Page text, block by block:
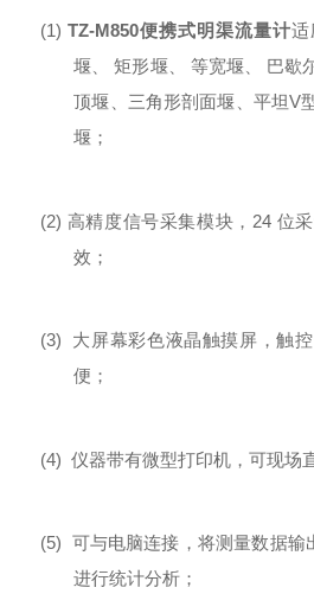
(1)TZ-M850便携式明渠流量计适
堰、 矩形堰、 等宽堰、 巴歇
顶堰、三角形剖面堰、平坦V
堰；
(2) 高精度信号采集模块， 24 位
效；
(3)
大屏幕彩色液晶触摸屏，触
便；
(4) 仪器带有微型打印机，可现场
(5) 可与电脑连接，将测量数据输
进行统计分析；